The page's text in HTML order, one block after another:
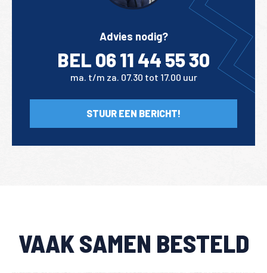
Advies nodig?
BEL 06 11 44 55 30
ma. t/m za. 07.30 tot 17.00 uur
STUUR EEN BERICHT!
VAAK SAMEN BESTELD